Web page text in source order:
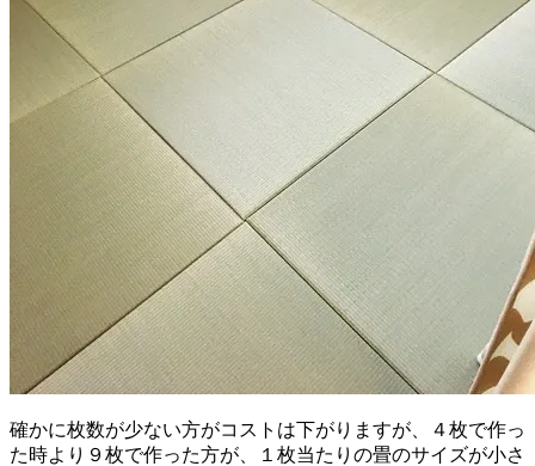
確かに枚数が少ない方がコストは下がりますが、４枚で作っ
た時より９枚で作った方が、１枚当たりの畳のサイズが小さ